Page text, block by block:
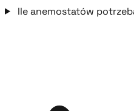
Ile anemostatów